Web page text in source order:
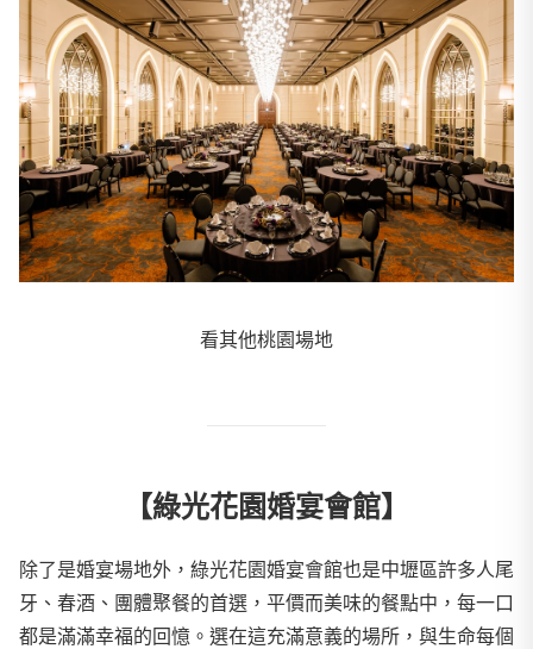
看其他桃園場地
【綠光花園婚宴會館】
除了是婚宴場地外，綠光花園婚宴會館也是中壢區許多人尾
牙、春酒、團體聚餐的首選，平價而美味的餐點中，每一口
都是滿滿幸福的回憶。選在這充滿意義的場所，與生命每個